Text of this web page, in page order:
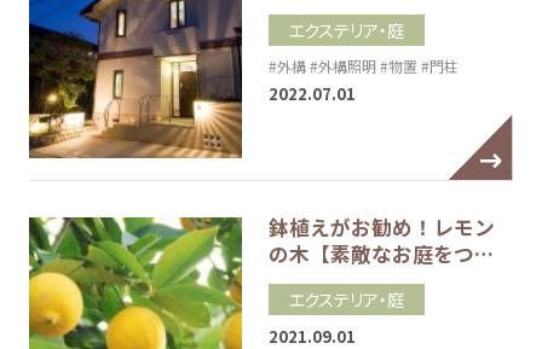
エクステリア・庭
#外構#外構照明 #物置 #門柱
2022.07.01
鉢植えがお勧め！レモン
の木【素敵なお庭をつ…
エクステリア・庭
2021.09.01